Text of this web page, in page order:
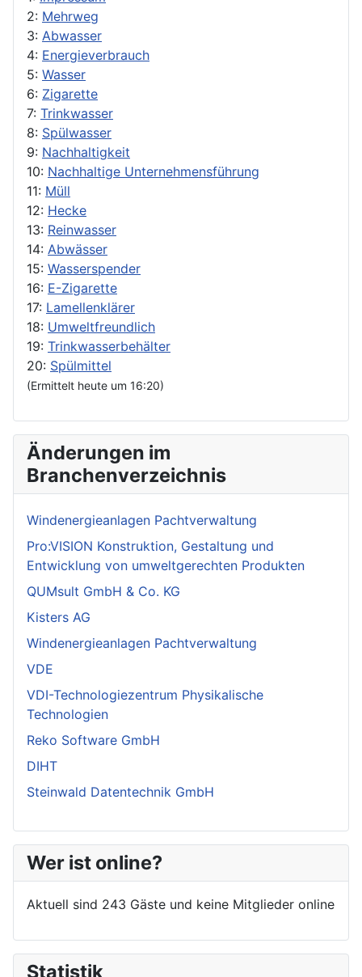
2: Mehrweg
3: Abwasser
4: Energieverbrauch
5: Wasser
6: Zigarette
7: Trinkwasser
8: Spülwasser
9: Nachhaltigkeit
10: Nachhaltige Unternehmensführung
11: Müll
12: Hecke
13: Reinwasser
14: Abwässer
15: Wasserspender
16: E-Zigarette
17: Lamellenklärer
18: Umweltfreundlich
19: Trinkwasserbehälter
20: Spülmittel
(Ermittelt heute um 16:20)
Änderungen im
Branchenverzeichnis
Windenergieanlagen Pachtverwaltung
Pro:VISION Konstruktion, Gestaltung und
Entwicklung von umweltgerechten Produkten
QUMsult GmbH & Co. KG
Kisters AG
Windenergieanlagen Pachtverwaltung
VDE
VDI-Technologiezentrum Physikalische
Technologien
Reko Software GmbH
DIHT
Steinwald Datentechnik GmbH
Wer ist online?
Aktuell sind 243 Gäste und keine Mitglieder online
Statistik